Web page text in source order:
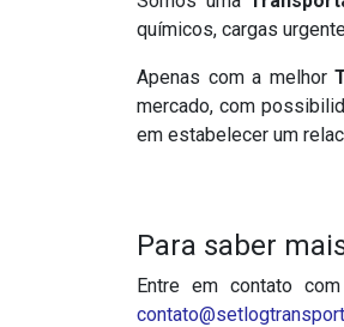
químicos, cargas
Apenas com a melhor
mercado, com
em estabelecer um
Para saber
Entre em contato